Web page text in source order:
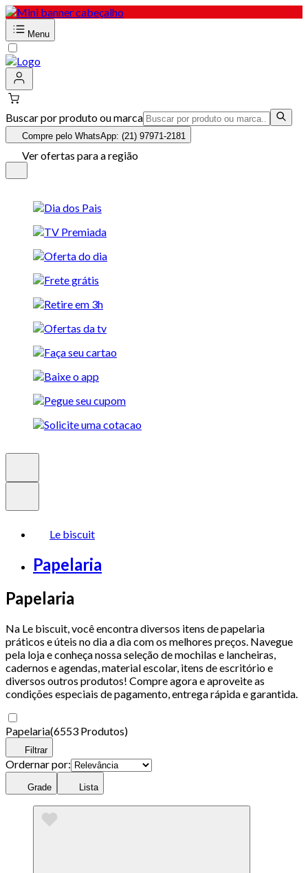
Menu
Buscar por produto ou marca
Compre pelo WhatsApp: (21) 97971-2181
Ver ofertas para a região
Le biscuit
Papelaria
Papelaria
Na Le biscuit, você encontra diversos itens de papelaria
práticos e úteis no dia a dia com os melhores preços. Navegue
pela loja e conheça nossa seleção de mochilas e lancheiras,
cadernos e agendas, material escolar, itens de escritório e
diversos outros produtos! Compre agora e aproveite as
condições especiais de pagamento, entrega rápida e garantida.
Papelaria(6553 Produtos)
Filtrar
Ordernar por:
Grade Lista